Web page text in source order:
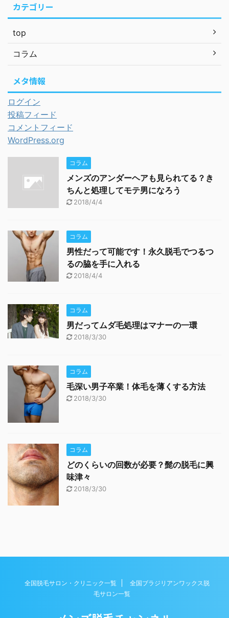
カテゴリー
top
コラム
メタ情報
ログイン
投稿フィード
コメントフィード
WordPress.org
コラム
メンズのアンダーヘアも見られてる？き
ちんと処理してモテ男になろう
2018/4/4
コラム
男性だって可能です！永久脱毛でつるつ
るの脇を手に入れる
2018/4/4
コラム
男だってムダ毛処理はマナーの一環
2018/3/30
コラム
毛深い男子卒業！体毛を薄くする方法
2018/3/30
コラム
どのくらいの回数が必要？髭の脱毛に興
味津々
2018/3/30
全国脱毛サロン・クリニック一覧
全国ブラジリアンワックス脱
毛サロン一覧